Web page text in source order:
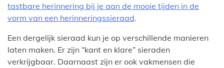
tastbare herinnering bij je aan de mooie tijden in de
vorm van een herinneringssieraad.
Een dergelijk sieraad kun je op verschillende manieren
laten maken. Er zijn “kant en klare” sieraden
verkrijgbaar. Daarnaast zijn er ook vakmensen die